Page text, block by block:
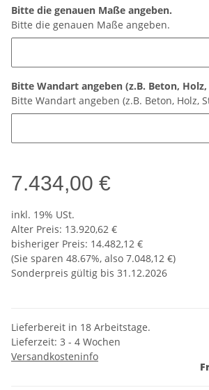
Bitte die genauen Maße angeben.
Bitte die genauen Maße angeben.
Bitte Wandart angeben (z.B. Beton, Holz,
Bitte Wandart angeben (z.B. Beton, Holz,
7.434,00 €
inkl. 19% USt.
Alter Preis: 13.920,62 €
bisheriger Preis: 14.482,12 €
(Sie sparen 48.67%, also 7.048,12 €)
Sonderpreis gültig bis 31.12.2026
Lieferbereit in 18 Arbeitstage.
Lieferzeit: 3 - 4 Wochen
Versandkosteninfo